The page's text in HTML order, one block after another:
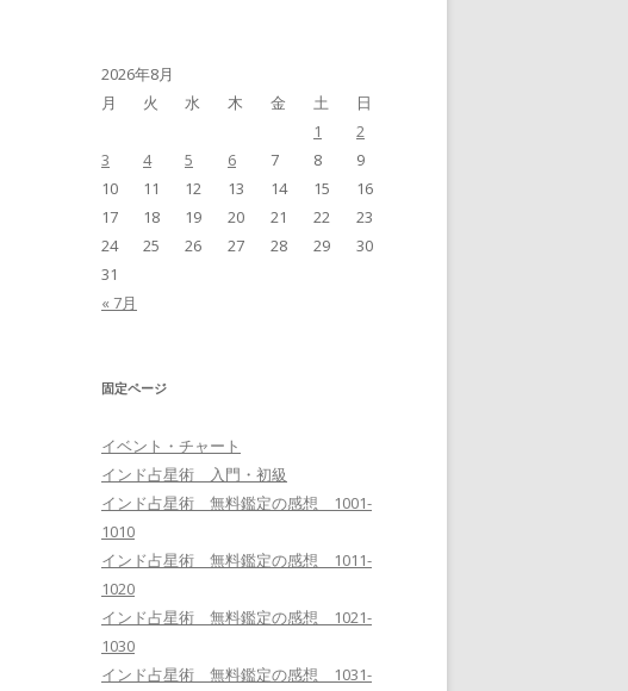
2026年8月
月
火 水 木 金 土 日
« 7月
1
2
3
4 5 6 7 8
9
10
11 12 13 14 15
16
17
18 19 20 21 22
23
24
25 26 27 28 29
30
31
固定ページ
イベント・チャート
インド占星術 入門・初級
インド占星術 無料鑑定の感想 1001-
1010
インド占星術 無料鑑定の感想 1011-
1020
インド占星術 無料鑑定の感想 1021-
1030
インド占星術 無料鑑定の感想 1031-